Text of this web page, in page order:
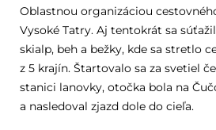
Oblastnou organizáciou
Vysoké Tatry. Aj tentokrát sa
skialp, beh a bežky, kde sa stretlo
z 5 krajín. Štartovalo sa za svetiel
stanici lanovky, otočka bola na
a nasledoval zjazd dole do cieľa.